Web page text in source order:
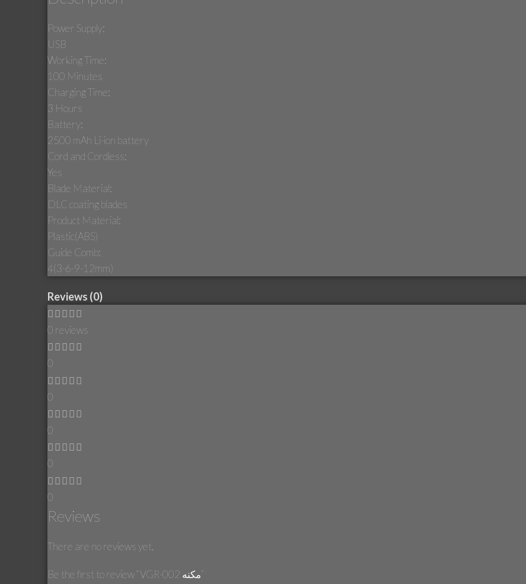
Power Supply:
USB
Working Time:
100 Minutes
Charging Time:
3 Hours
Battery:
2500 mAh Li-ion battery
Cord and Cordless:
Yes
Blade Material:
DLC coating blades
Product Material:
Plastic(ABS)
Guide Comb:
4(3-6-9-12mm)
Reviews (0)
0 reviews
0
0
0
0
0
Reviews
There are no reviews yet.
Be the first to review “VGR-002 مكنه”